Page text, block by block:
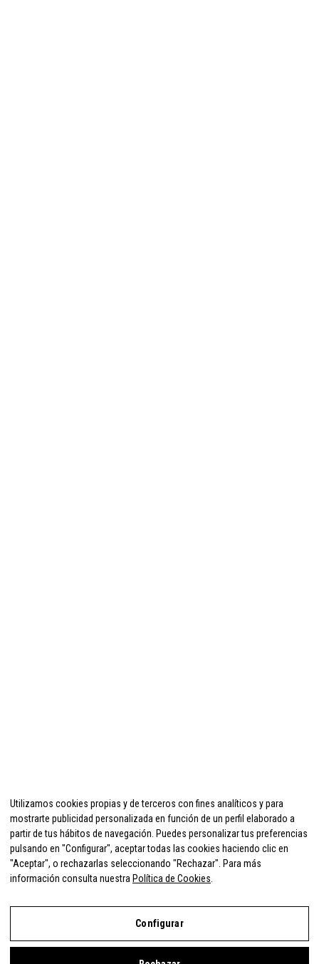
Utilizamos cookies propias y de terceros con fines analíticos y para
mostrarte publicidad personalizada en función de un perfil elaborado a
partir de tus hábitos de navegación. Puedes personalizar tus preferencias
pulsando en "Configurar", aceptar todas las cookies haciendo clic en
"Aceptar", o rechazarlas seleccionando "Rechazar". Para más
información consulta nuestra Política de Cookies
Configurar